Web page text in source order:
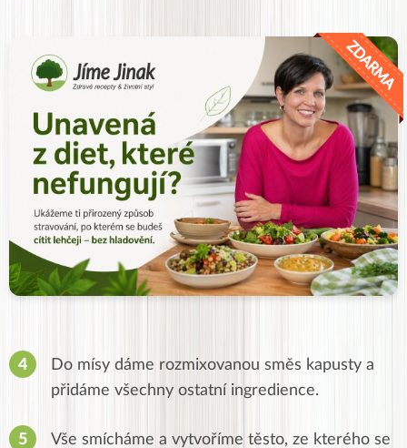
Do mísy dáme rozmixovanou směs kapusty a
přidáme všechny ostatní ingredience.
Vše smícháme a vytvoříme těsto, ze kterého se